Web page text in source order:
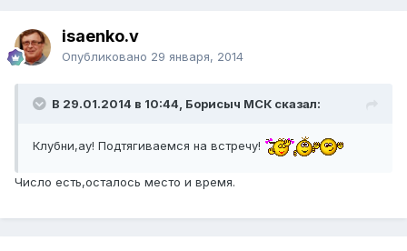
isaenko.v
Опубликовано 29 января, 2014
В 29.01.2014 в 10:44, Борисыч МСК сказал:
Клубни,ау! Подтягиваемся на встречу!
Число есть,осталось место и время.